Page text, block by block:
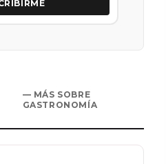
— MÁS SOBRE
GASTRONOMÍA